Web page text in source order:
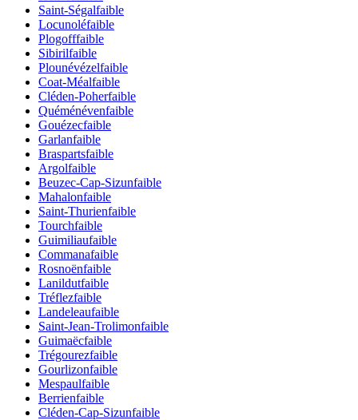
Saint-Ségalfaible
Locunoléfaible
Plogofffaible
Sibirilfaible
Plounévézelfaible
Coat-Méalfaible
Cléden-Poherfaible
Quéménévenfaible
Gouézecfaible
Garlanfaible
Braspartsfaible
Argolfaible
Beuzec-Cap-Sizunfaible
Mahalonfaible
Saint-Thurienfaible
Tourchfaible
Guimiliaufaible
Commanafaible
Rosnoënfaible
Lanildutfaible
Tréflezfaible
Landeleaufaible
Saint-Jean-Trolimonfaible
Guimaëcfaible
Trégourezfaible
Gourlizonfaible
Mespaulfaible
Berrienfaible
Cléden-Cap-Sizunfaible